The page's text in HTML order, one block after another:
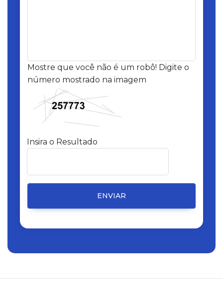
Mostre que você não é um robô! Digite o
número mostrado na imagem
Insira o Resultado
ENVIAR